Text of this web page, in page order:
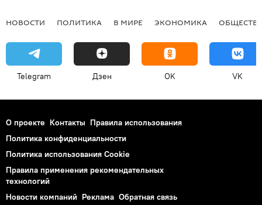
НОВОСТИ ПОЛИТИКА В МИРЕ ЭКОНОМИКА
Telegram Дзен OK VK
О проекте Контакты Правила использования
Политика конфиденциальности
Политика использования Cookie
Правила применения рекомендательных
технологий
Новости компаний Реклама Обратная связь